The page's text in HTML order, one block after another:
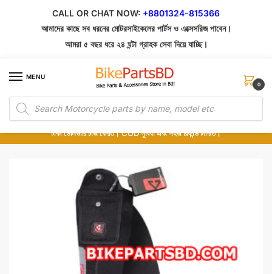
CALL OR CHAT NOW: +8801324-815366
আমাদের কাছে সব ধরনের মোটরসাইকেলের পার্টস ও এক্সেসরিজ পাবেন।
আমরা ৫ বছর ধরে ২৪ ঘন্টা গ্রাহক সেবা দিয়ে যাচ্ছি।
MENU
Products
search
0
১০০% অরিজিনাল পার্টস – শোরুম থেকে সরাসরি সংগ্রহ এবং শুধুমাত্র কুরিয়ার সার্ভিসে ডেলিভারি।
অর্ডার করার পর পার্টের ছবি দেখুন। পছন্দ হলে Cash on Delivery দিন, না হলে ৫ মিনিটে ১৯৯
টাকা ডেলিভারি চার্জ ফেরত। COD সুবিধা এবং সহজ রিফান্ড নিশ্চিত।